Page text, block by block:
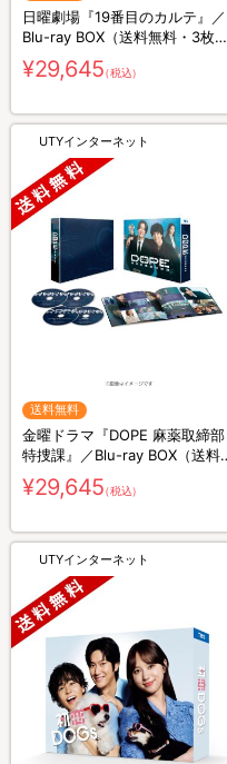
日曜劇場『19番目のカルテ』／
Blu-ray BOX（送料無料・3枚
組）
¥29,645（税込）
UTYインターネット
送料無料
金曜ドラマ『DOPE 麻薬取締部
特捜課』／Blu-ray BOX（送料
無料・4枚組）
¥29,645（税込）
UTYインターネット